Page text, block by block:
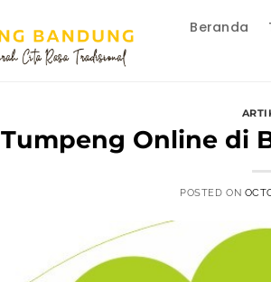
Beranda
Tumpeng Online di
POSTED ON